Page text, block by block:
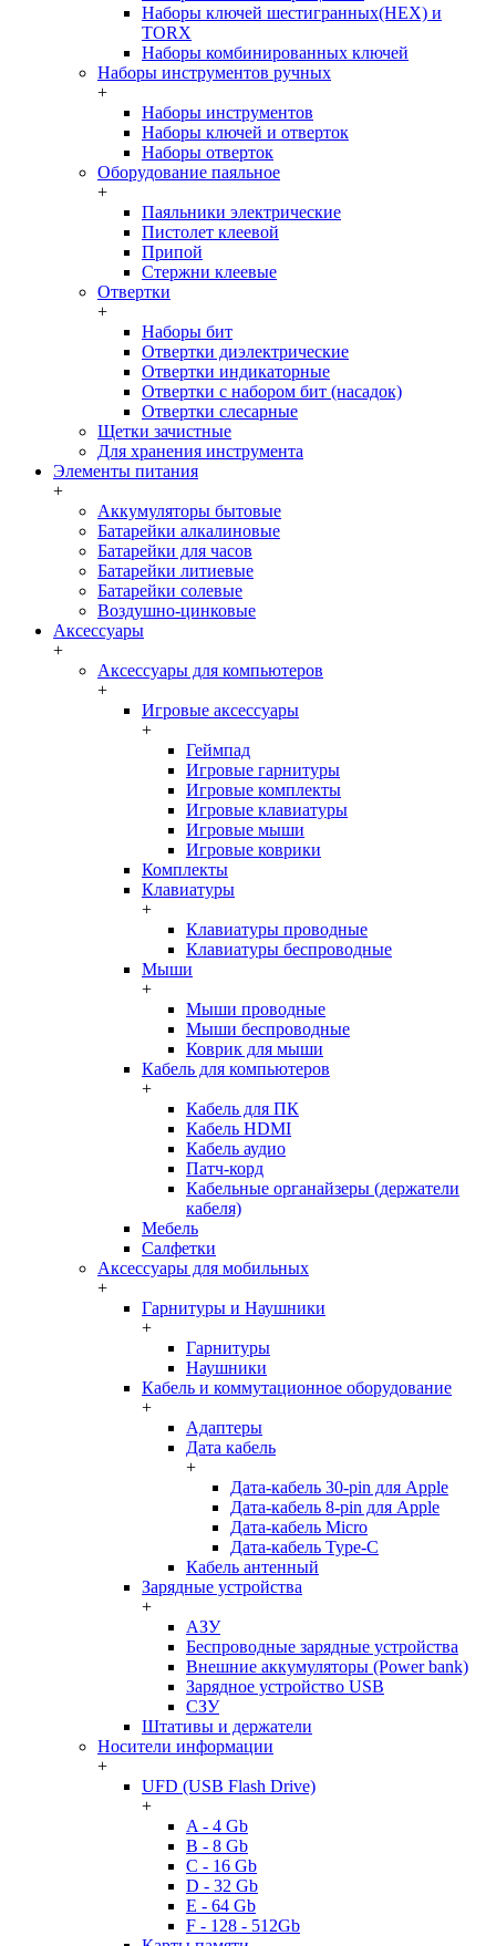
Наборы ключей шестигранных(HEX) и
TORX
Наборы комбинированных ключей
Наборы инструментов ручных
+
Наборы инструментов
Наборы ключей и отверток
Наборы отверток
Оборудование паяльное
+
Паяльники электрические
Пистолет клеевой
Припой
Стержни клеевые
Отвертки
+
Наборы бит
Отвертки диэлектрические
Отвертки индикаторные
Отвертки с набором бит (насадок)
Отвертки слесарные
Щетки зачистные
Для хранения инструмента
Элементы питания
+
Аккумуляторы бытовые
Батарейки алкалиновые
Батарейки для часов
Батарейки литиевые
Батарейки солевые
Воздушно-цинковые
Аксессуары
+
Аксессуары для компьютеров
+
Игровые аксессуары
+
Геймпад
Игровые гарнитуры
Игровые комплекты
Игровые клавиатуры
Игровые мыши
Игровые коврики
Комплекты
Клавиатуры
+
Клавиатуры проводные
Клавиатуры беспроводные
Мыши
+
Мыши проводные
Мыши беспроводные
Коврик для мыши
Кабель для компьютеров
+
Кабель для ПК
Кабель HDMI
Кабель аудио
Патч-корд
Кабельные органайзеры (держатели
кабеля)
Мебель
Салфетки
Аксессуары для мобильных
+
Гарнитуры и Наушники
+
Гарнитуры
Наушники
Кабель и коммутационное оборудование
+
Адаптеры
Дата кабель
+
Дата-кабель 30-pin для Apple
Дата-кабель 8-pin для Apple
Дата-кабель Micro
Дата-кабель Type-C
Кабель антенный
Зарядные устройства
+
АЗУ
Беспроводные зарядные устройства
Внешние аккумуляторы (Power bank)
Зарядное устройство USB
СЗУ
Штативы и держатели
Носители информации
+
UFD (USB Flash Drive)
+
A - 4 Gb
B - 8 Gb
C - 16 Gb
D - 32 Gb
E - 64 Gb
F - 128 - 512Gb